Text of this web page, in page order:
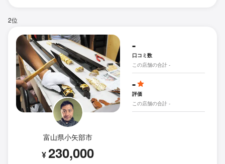
2位
富山県小矢部市
¥230,000
-
口コミ数
この店舗の合計 -
-
評価
この店舗の合計 -